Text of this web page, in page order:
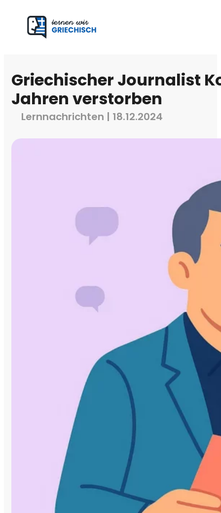
Griechischer Journalist
Jahren verstorben
Lernnachrichten | 18.12.2024